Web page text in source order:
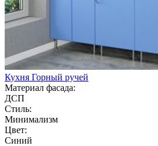
Кухня Горный ручей
Материал фасада:
ДСП
Стиль:
Минимализм
Цвет:
Синий